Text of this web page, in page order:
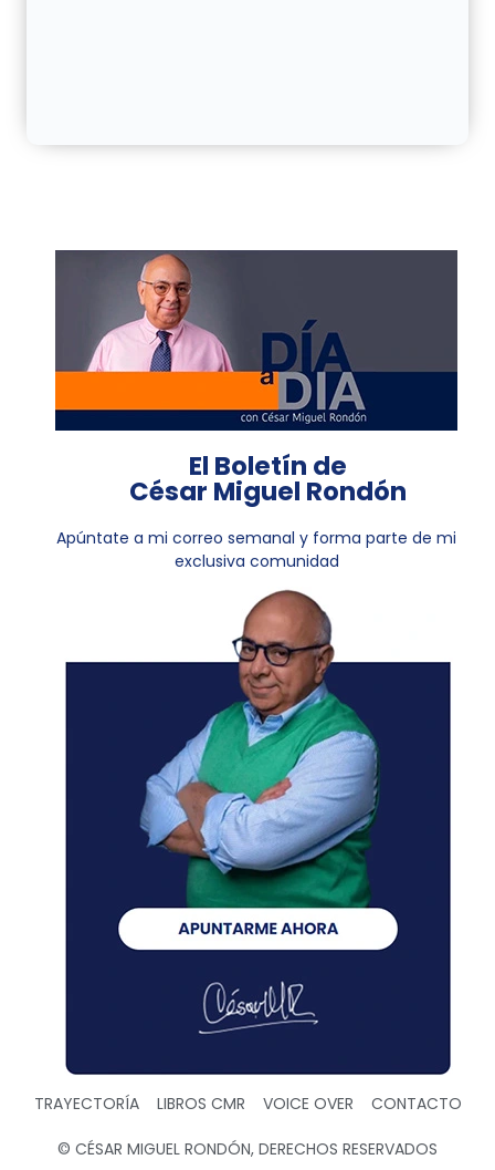
El Boletín de
César Miguel Rondón
Apúntate a mi correo semanal y forma parte de mi
exclusiva comunidad
TRAYECTORÍA LIBROS CMR VOICE OVER CONTACTO
© CÉSAR MIGUEL RONDÓN, DERECHOS RESERVADOS